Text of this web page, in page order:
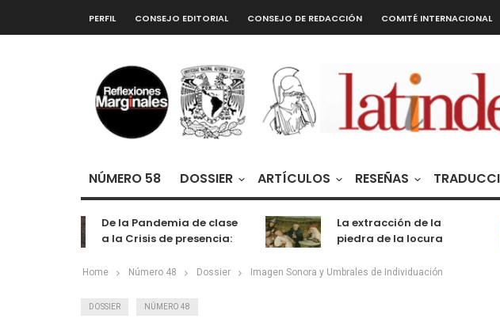
PERFIL CONSEJO EDITORIAL CONSEJO DE REDACCIÓN COMITÉ INTERNACIONAL
NÚMERO 58 DOSSIER ARTÍCULOS RESEÑAS
De la Pandemia de clase
a la Crisis de presencia:
entretenimiento
La extracción de la
piedra de la locura
Home Número 48 Dossier Imagen Sonora y Umbrales de Individuación
DOSSIER NÚMERO 48